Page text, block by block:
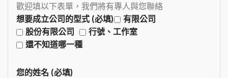
歡迎填以下表單，我們將有專人與您聯絡
想要成立公司的型式 (必填)
有限公司
股份有限公司
行號、工作室
還不知道哪一種
您的姓名 (必填)